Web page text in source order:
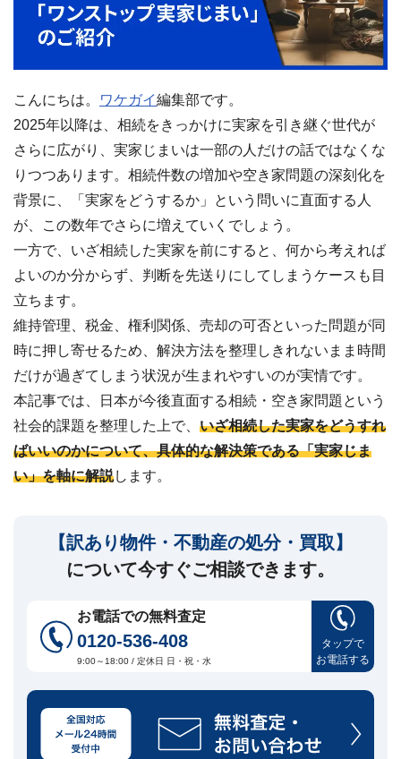
🏠
訳
り
件
買
売
却
に
い
共
有
持
再
築
不
可
な
ど
▾
📊
訳
件
買
取
績
全
国
47
県
の
買
取
こんにちは。 ワケガイ編集部です。
2025年以降は、相続をきっかけに実家を引き継ぐ世代が
さらに広がり、実家じまいは一部の人だけの話ではなくな
りつつあります。相続件数の増加や空き家問題の深刻化を
背景に、「実家をどうするか」という問いに直面する人
が、この数年でさらに増えていくでしょう。
一方で、いざ相続した実家を前にすると、何から考えれば
よいのか分からず、判断を先送りにしてしまうケースも目
立ちます。
維持管理、税金、権利関係、売却の可否といった問題が同
時に押し寄せるため、解決方法を整理しきれないまま時間
だけが過ぎてしまう状況が生まれやすいのが実情です。
本記事では、日本が今後直面する相続・空き家問題という
社会的課題を整理した上で、 いざ相続した実家をどうすれ
ばいいのかについて、具体的な解決策である「実家じま
い」を軸に解説します。
【訳あり物件・不動産の処分・買取】
について今すぐご相談できます。
お電話での無料査定
0120-536-408
9:00～18:00 / 定休日 日・祝・水
タップで
お電話する